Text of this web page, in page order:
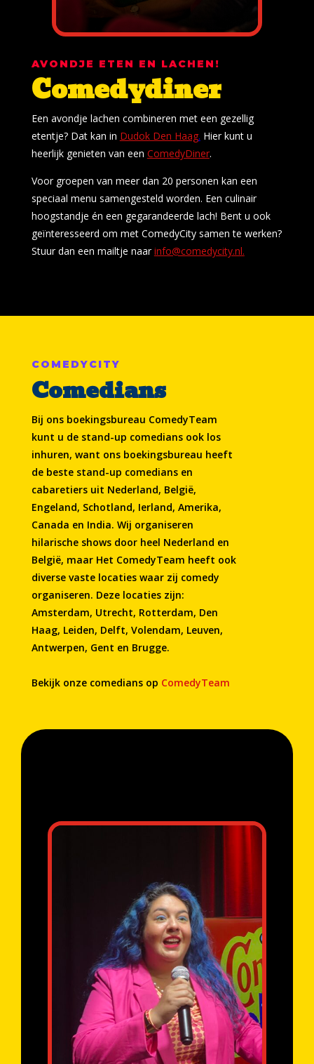
AVONDJE ETEN EN LACHEN!
Comedydiner
Een avondje lachen combineren met een gezellig
etentje? Dat kan in Dudok Den Haag. Hier kunt u
heerlijk genieten van een ComedyDiner.
Voor groepen van meer dan 20 personen kan een
speciaal menu samengesteld worden. Een culinair
hoogstandje én een gegarandeerde lach! Bent u ook
geïnteresseerd om met ComedyCity samen te werken?
Stuur dan een mailtje naarinfo@comedycity.nl.
COMEDYCITY
Comedians
Bij ons boekingsbureau ComedyTeam
kunt u de stand-up comedians ook los
inhuren, want ons boekingsbureau heeft
de beste stand-up comedians en
cabaretiers uit Nederland, België,
Engeland, Schotland, Ierland, Amerika,
Canada en India. Wij organiseren
hilarische shows door heel Nederland en
België, maar Het ComedyTeam heeft ook
diverse vaste locaties waar zij comedy
organiseren. Deze locaties zijn:
Amsterdam, Utrecht, Rotterdam, Den
Haag, Leiden, Delft, Volendam, Leuven,
Antwerpen, Gent en Brugge.
Bekijk onze comedians op ComedyTeam